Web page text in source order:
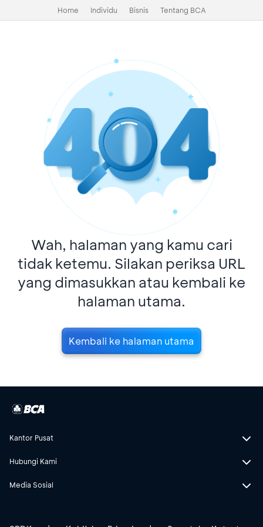
Home Individu Bisnis Tentang BCA
Wah, halaman yang kamu cari
tidak ketemu. Silakan periksa URL
yang dimasukkan atau kembali ke
halaman utama.
Kembali ke halaman utama
Kantor Pusat
Hubungi Kami
Media Sosial